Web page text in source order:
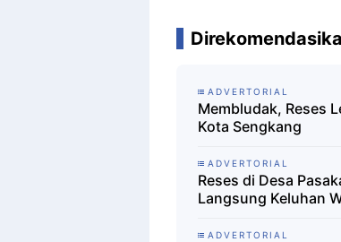
ADVERTORIAL
Membludak, Reses
Kota Sengkang
ADVERTORIAL
Reses di Desa
Langsung Keluhan
ADVERTORIAL